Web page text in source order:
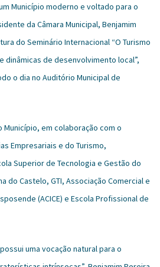
Município moderno e voltado para o
da Câmara Municipal, Benjamim
do Seminário Internacional “O Turismo
dinâmicas de desenvolvimento local”,
o dia no Auditório Municipal de
em colaboração com o
Empresariais e do Turismo,
Superior de Tecnologia e Gestão do
do Castelo, GTI, Associação Comercial e
(ACICE) e Escola Profissional de
uma vocação natural para o